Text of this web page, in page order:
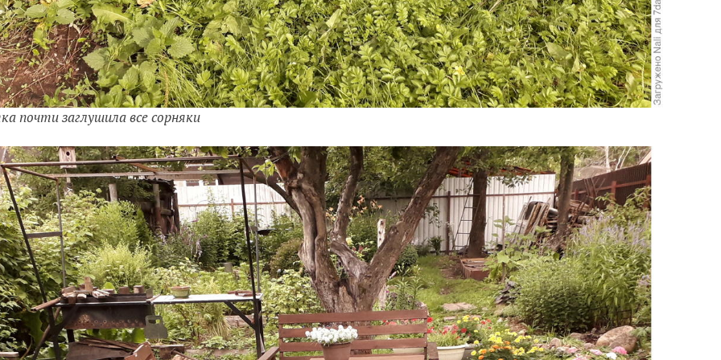
почти заглушила все сорняки